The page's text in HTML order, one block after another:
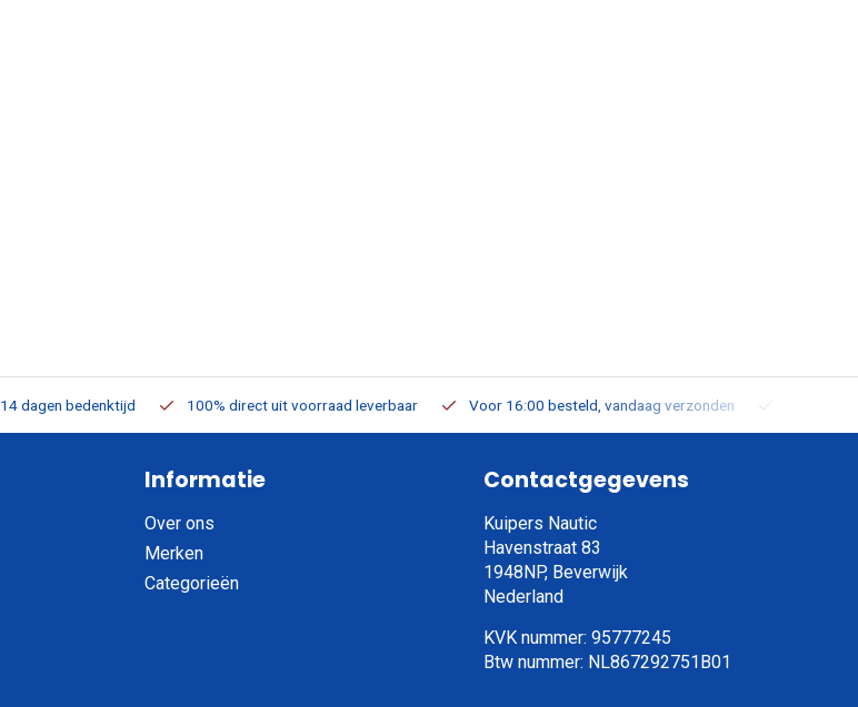
14 dagen bedenktijd 100% direct uit voorraad leverbaar Voor 16:00 besteld, vandaag verzonden
Informatie
Over ons
Merken
Categorieën
Contactgegevens
Kuipers Nautic
Havenstraat 83
1948NP, Beverwijk
Nederland
KVK nummer: 95777245
Btw nummer: NL867292751B01